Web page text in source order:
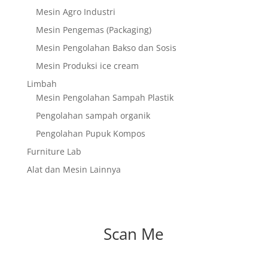
Mesin Agro Industri
Mesin Pengemas (Packaging)
Mesin Pengolahan Bakso dan Sosis
Mesin Produksi ice cream
Limbah
Mesin Pengolahan Sampah Plastik
Pengolahan sampah organik
Pengolahan Pupuk Kompos
Furniture Lab
Alat dan Mesin Lainnya
Scan Me